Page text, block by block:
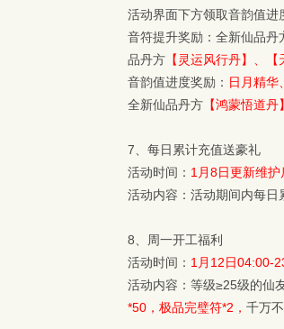
活动界面下方领取音韵值进
音符提升奖励：全新仙品丹
品丹方 【灵运风行丹】、【
音韵值进度奖励： 日月精华
全新仙品丹方 【鸿蒙悟道丹】
7、每日累计充值送豪礼
活动时间： 1月8日更新维
活动内容：活动期间内每日
8、周一开工福利
活动时间： 1月12日04:00-
活动内容：等级≥25级的仙
*50，极品完璧符*2， 千万